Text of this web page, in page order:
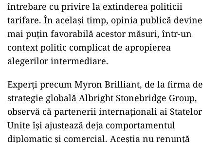
întrebare cu privire la extinderea politicii
tarifare. În același timp, opinia publică devine
mai puțin favorabilă acestor măsuri, într-un
context politic complicat de apropierea
alegerilor intermediare.
Experți precum Myron Brilliant, de la firma de
strategie globală Albright Stonebridge Group,
observă că partenerii internaționali ai Statelor
Unite își ajustează deja comportamentul
diplomatic și comercial. Aceștia nu renunță